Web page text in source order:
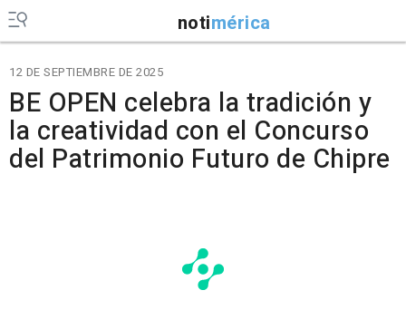
notimérica
12 DE SEPTIEMBRE DE 2025
BE OPEN celebra la tradición y
la creatividad con el Concurso
del Patrimonio Futuro de Chipre